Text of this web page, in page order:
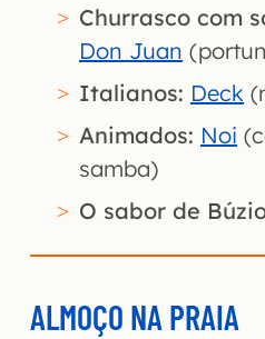
Churrasco com
Don Juan
Italianos: Deck
Animados: Noi
samba)
O sabor de
ALMOÇO NA PRAIA